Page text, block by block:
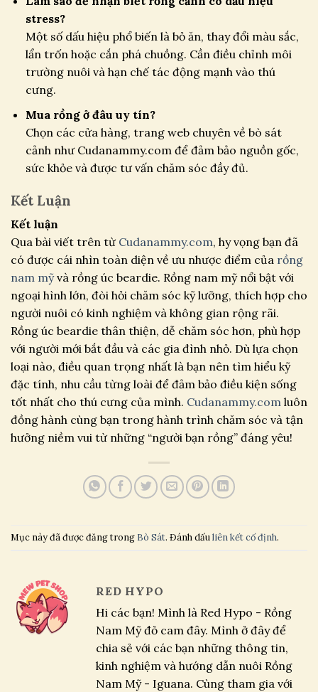
stress?
Một số dấu hiệu phổ biến là bỏ ăn, thay đổi màu sắc,
lẩn trốn hoặc cắn phá chuồng. Cần điều chỉnh môi
trường nuôi và hạn chế tác động mạnh vào thú
cưng.
Mua rồng ở đâu uy tín?
Chọn các cửa hàng, trang web chuyên về bò sát
cảnh như Cudanammy.com để đảm bảo nguồn gốc,
sức khỏe và được tư vấn chăm sóc đầy đủ.
Kết Luận
Kết luận
Qua bài viết trên từ Cudanammy.com, hy vọng bạn đã
có được cái nhìn toàn diện về ưu nhược điểm của rồng
nam mỹvà rồng úc beardie. Rồng nam mỹ nổi bật với
ngoại hình lớn, đòi hỏi chăm sóc kỹ lưỡng, thích hợp cho
người nuôi có kinh nghiệm và không gian rộng rãi.
Rồng úc beardie thân thiện, dễ chăm sóc hơn, phù hợp
với người mới bắt đầu và các gia đình nhỏ. Dù lựa chọn
loại nào, điều quan trọng nhất là bạn nên tìm hiểu kỹ
đặc tính, nhu cầu từng loài để đảm bảo điều kiện sống
tốt nhất cho thú cưng của mình. Cudanammy.com luôn
đồng hành cùng bạn trong hành trình chăm sóc và tận
hưởng niềm vui từ những “người bạn rồng” đáng yêu!
Mục này đã được đăng trong Bò Sát. Đánh dấuliên kết cố định.
RED HYPO
Hi các bạn! Mình là Red Hypo - Rồng
Nam Mỹ đỏ cam đây. Mình ở đây để
chia sẻ với các bạn những thông tin,
kinh nghiệm và hướng dẫn nuôi Rồng
Nam Mỹ - Iguana. Cùng tham gia với